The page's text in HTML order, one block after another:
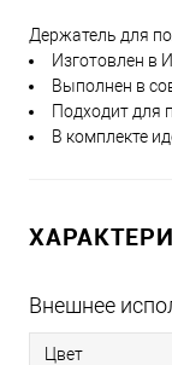
Держатель для
Изготовлен в
Выполнен в
Подходит для
В комплекте
Внешнее
Цвет